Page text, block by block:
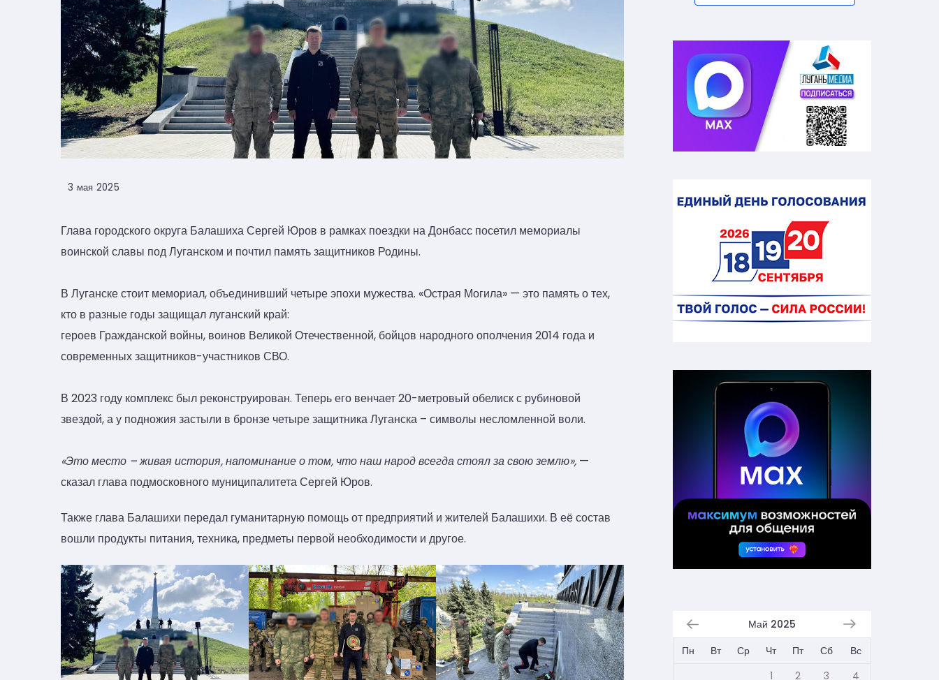
3 мая 2025
Глава городского округа Балашиха Сергей Юров в рамках поездки на Донбасс посетил мемориалы
воинской славы под Луганском и почтил память защитников Родины.
В Луганске стоит мемориал, объединивший четыре эпохи мужества. «Острая Могила» — это память о тех,
кто в разные годы защищал луганский край:
героев Гражданской войны, воинов Великой Отечественной, бойцов народного ополчения 2014 года и
современных защитников-участников СВО.
В 2023 году комплекс был реконструирован. Теперь его венчает 20-метровый обелиск с рубиновой
звездой, а у подножия застыли в бронзе четыре защитника Луганска – символы несломленной воли.
«Это место – живая история, напоминание о том, что наш народ всегда стоял за свою землю», —
сказал глава подмосковного муниципалитета Сергей Юров.
Также глава Балашихи передал гуманитарную помощь от предприятий и жителей Балашихи. В её состав
вошли продукты питания, техника, предметы первой необходимости и другое.
Май 2025
Пн
Вт Ср Чт Пт Сб
Вс
1
2 3
4